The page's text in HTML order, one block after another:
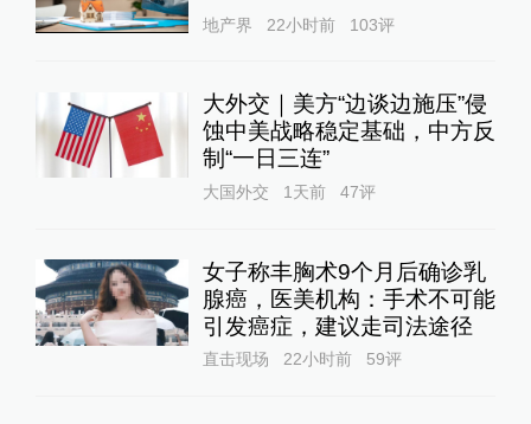
地产界 22小时前 103评
大外交｜美方“边谈边施压”侵
蚀中美战略稳定基础，中方反
制“一日三连”
大国外交 1天前 47评
女子称丰胸术9个月后确诊乳
腺癌，医美机构：手术不可能
引发癌症，建议走司法途径
直击现场 22小时前 59评